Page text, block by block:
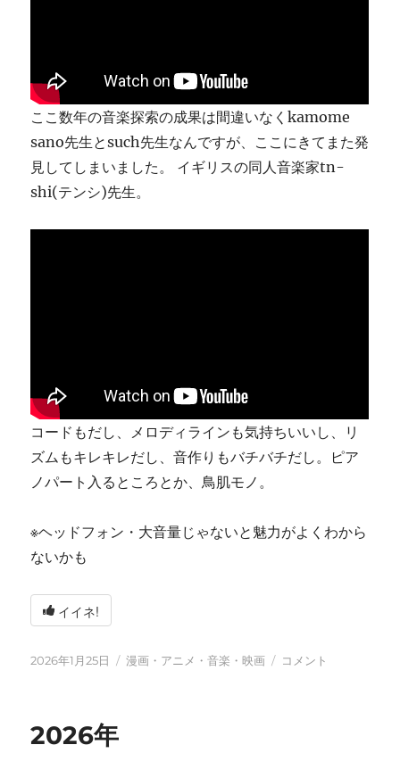
ここ数年の音楽探索の成果は間違いなくkamome
sano先生とsuch先生なんですが、ここにきてまた発
見してしまいました。 イギリスの同人音楽家tn-
shi(テンシ)先生。
コードもだし、メロディラインも気持ちいいし、リ
ズムもキレキレだし、音作りもバチバチだし。ピア
ノパート入るところとか、鳥肌モノ。
※ヘッドフォン・大音量じゃないと魅力がよくわから
ないかも
イイネ!
投
2026年1月25日
カ
漫画・アニメ・音楽・映画
tn-
コメント
2026年